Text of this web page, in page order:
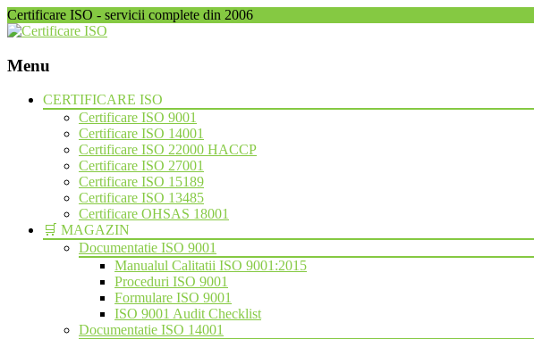
Certificare ISO - servicii complete din 2006
Menu
Skip
CERTIFICARE ISO
Certificare ISO 9001
Certificare ISO 14001
Certificare ISO 22000 HACCP
Certificare ISO 27001
Certificare ISO 15189
Certificare ISO 13485
Certificare OHSAS 18001
🛒 MAGAZIN
Documentatie ISO 9001
Manualul Calitatii ISO 9001:2015
Proceduri ISO 9001
Formulare ISO 9001
ISO 9001 Audit Checklist
Documentatie ISO 14001